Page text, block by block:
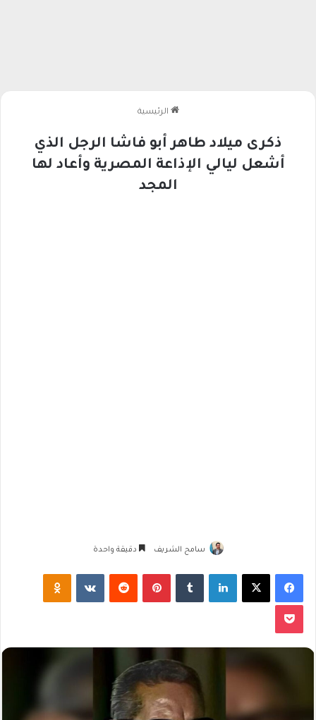
الرئيسية
ذكرى ميلاد طاهر أبو فاشا الرجل الذي
أشعل ليالي الإذاعة المصرية وأعاد لها
المجد
سامح الشريف دقيقة واحدة
فيسبوك لينكدإن بينتيريست